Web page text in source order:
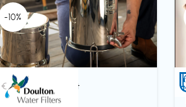
-10%
Küche & Haushalt
Doulton
€‎